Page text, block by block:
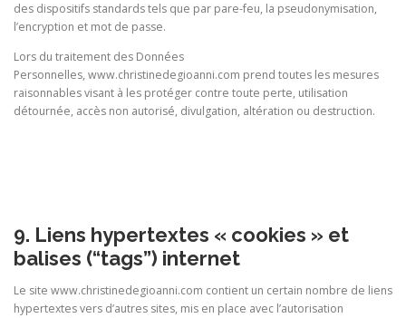
des dispositifs standards tels que par pare-feu, la pseudonymisation,
l’encryption et mot de passe.
Lors du traitement des Données
Personnelles, www.christinedegioanni.com prend toutes les mesures
raisonnables visant à les protéger contre toute perte, utilisation
détournée, accès non autorisé, divulgation, altération ou destruction.
9. Liens hypertextes « cookies » et
balises (“tags”) internet
Le site www.christinedegioanni.com contient un certain nombre de liens
hypertextes vers d’autres sites, mis en place avec l’autorisation